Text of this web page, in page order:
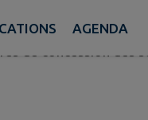
AGENDA